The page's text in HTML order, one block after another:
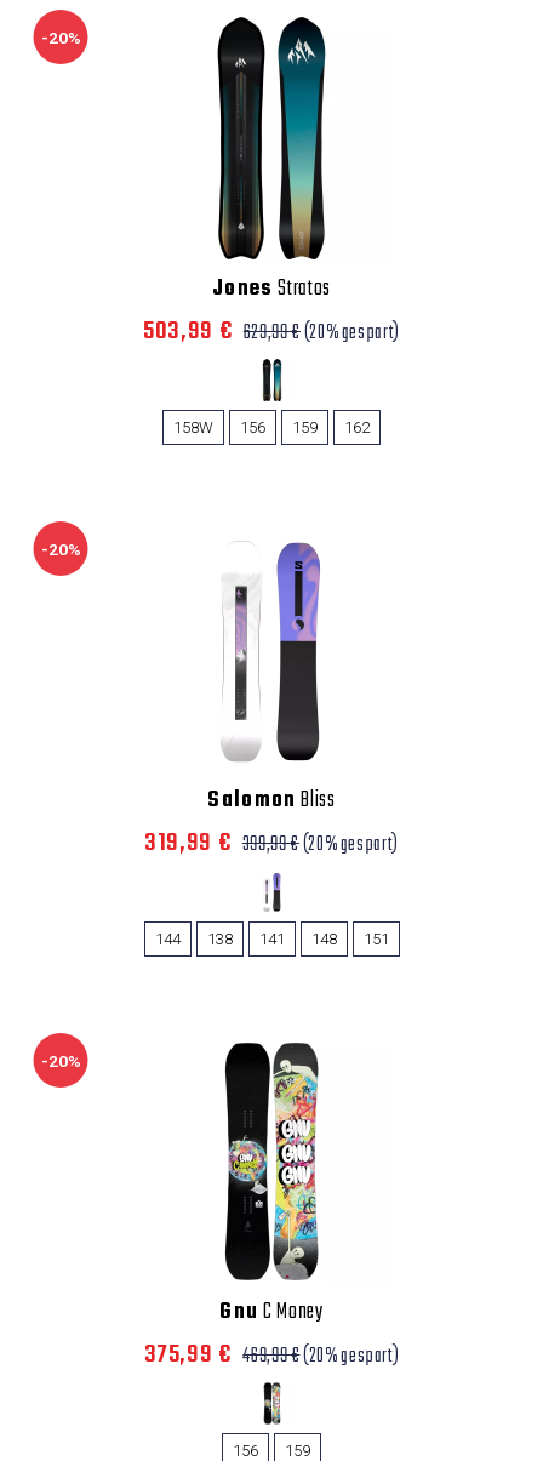
-20%
Jones Stratos
503,99 € 629,99 €(20% gespart)
158W 156 159 162
-20%
Salomon Bliss
319,99 € 399,99 €(20% gespart)
144 138 141 148 151
-20%
Gnu C Money
375,99 € 469,99 €(20% gespart)
156 159